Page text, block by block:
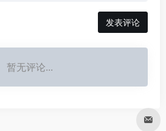
发表评论
暂无评论...